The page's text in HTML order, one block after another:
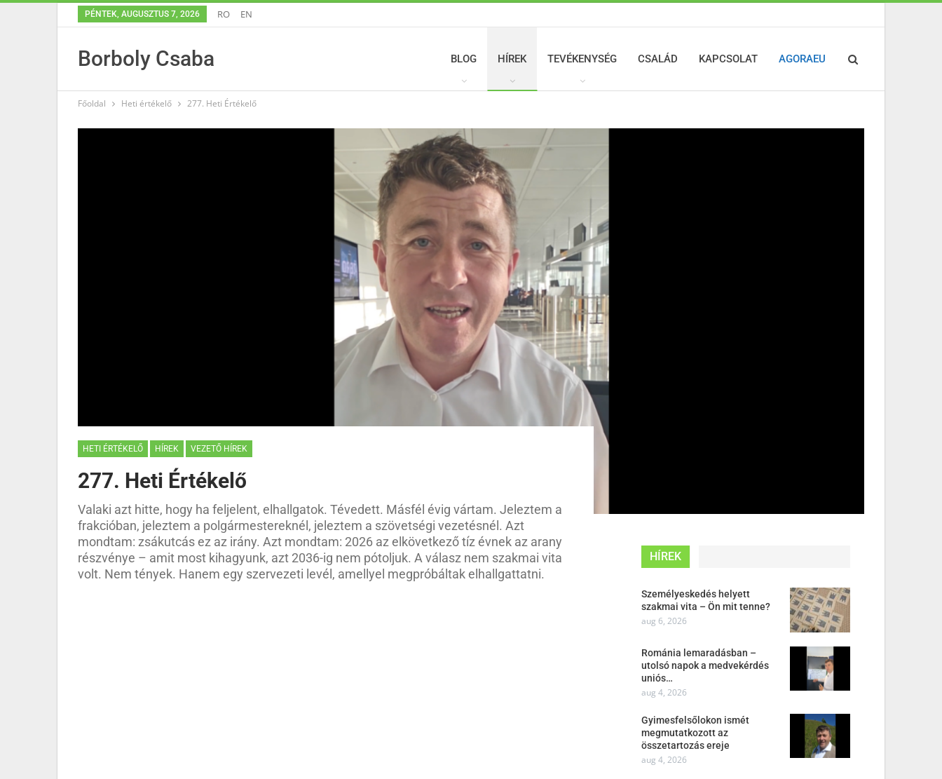
PÉNTEK, AUGUSZTUS 7, 2026 RO EN
Borboly Csaba BLOG HÍREK TEVÉKENYSÉG CSALÁD KAPCSOLAT AGORAEU
Főoldal Heti értékelő 277. Heti Értékelő
HETI ÉRTÉKELŐ HÍREK VEZETŐ HÍREK
277. Heti Értékelő
Valaki azt hitte, hogy ha feljelent, elhallgatok. Tévedett. Másfél évig vártam. Jeleztem a
frakcióban, jeleztem a polgármestereknél, jeleztem a szövetségi vezetésnél. Azt
mondtam: zsákutcás ez az irány. Azt mondtam: 2026 az elkövetkező tíz évnek az arany
részvénye – amit most kihagyunk, azt 2036-ig nem pótoljuk. A válasz nem szakmai vita
volt. Nem tények. Hanem egy szervezeti levél, amellyel megpróbáltak elhallgattatni.
HÍREK
Személyeskedés helyett
szakmai vita – Ön mit tenne?
aug 6, 2026
Románia lemaradásban –
utolsó napok a medvekérdés
uniós…
aug 4, 2026
Gyimesfelsőlokon ismét
megmutatkozott az
összetartozás ereje
aug 4, 2026